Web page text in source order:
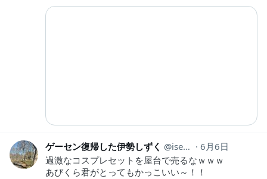
ゲーセン復帰した伊勢しずく isesizuku
6月6日
過激なコスプレセットを屋台で売るなｗｗｗ
あびくら君がとってもかっこいい～！！